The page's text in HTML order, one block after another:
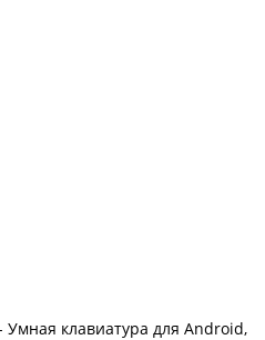
клавиатура для Android,